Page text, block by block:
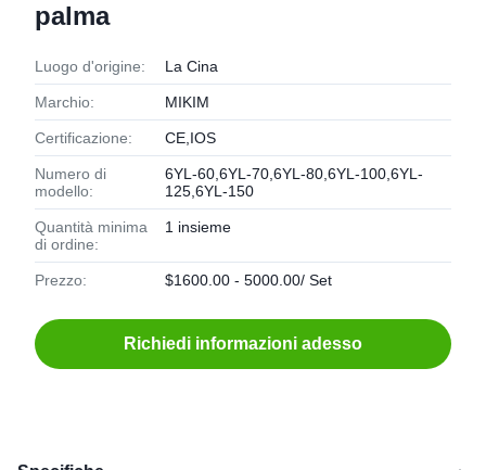
palma
Luogo d'origine: La Cina
Marchio: MIKIM
Certificazione: CE,IOS
Numero di
modello:
6YL-60,6YL-70,6YL-80,6YL-100,6YL-
125,6YL-150
Quantità minima
di ordine:
1 insieme
Prezzo: $1600.00 - 5000.00/ Set
Richiedi informazioni adesso